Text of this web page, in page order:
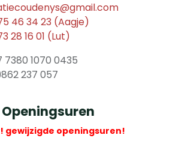
46 34 23 (Aagje)
28 16 01 (Lut)
7380 1070 0435
237 057
Openingsuren
gewijzigde openingsuren!